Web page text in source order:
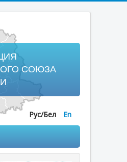
СОЮЗА
Рус/Бел En